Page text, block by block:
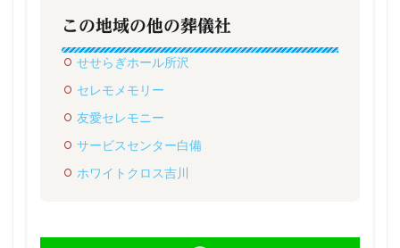
この地域の他の葬儀社
せせらぎホール所沢
セレモメモリー
友愛セレモニー
サービスセンター白備
ホワイトクロス吉川